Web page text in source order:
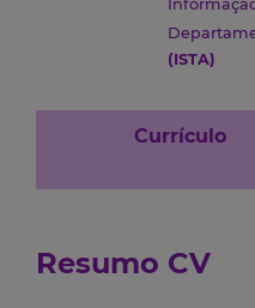
(ISTA)
Currículo
Resumo CV